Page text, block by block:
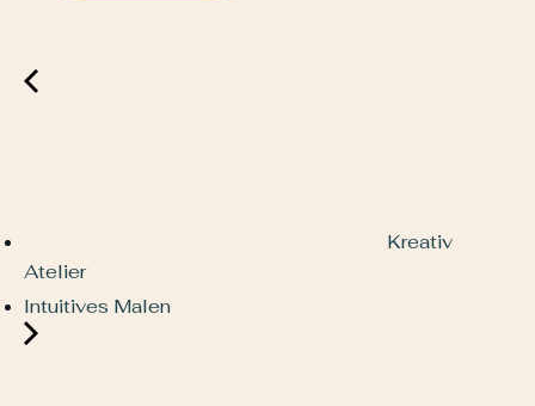
Kreativ
Atelier
Intuitives Malen